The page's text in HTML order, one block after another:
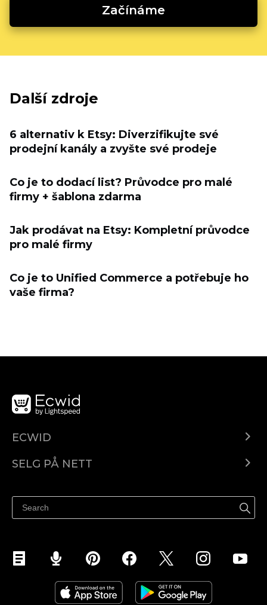
Začínáme
Další zdroje
6 alternativ k Etsy: Diverzifikujte své
prodejní kanály a zvyšte své prodeje
Co je to dodací list? Průvodce pro malé
firmy + šablona zdarma
Jak prodávat na Etsy: Kompletní průvodce
pro malé firmy
Co je to Unified Commerce a potřebuje ho
vaše firma?
ECWID
Pris
SELG PÅ NETT
Selg på Facebook
Selg på Instagram